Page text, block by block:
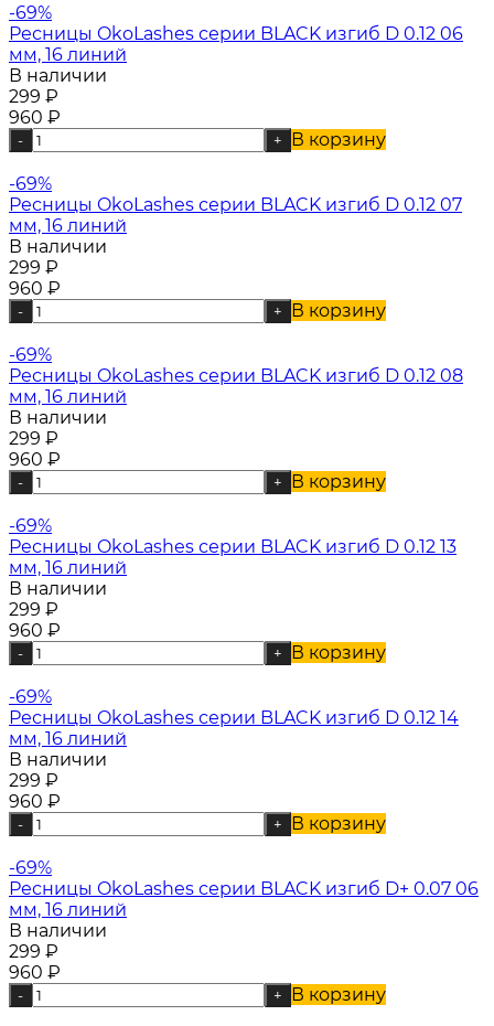
-69%
Ресницы OkoLashes серии BLACK изгиб D 0.12 06
мм, 16 линий
В наличии
299 ₽
960 ₽
- + В корзину
-69%
Ресницы OkoLashes серии BLACK изгиб D 0.12 07
мм, 16 линий
В наличии
299 ₽
960 ₽
- + В корзину
-69%
Ресницы OkoLashes серии BLACK изгиб D 0.12 08
мм, 16 линий
В наличии
299 ₽
960 ₽
- + В корзину
-69%
Ресницы OkoLashes серии BLACK изгиб D 0.12 13
мм, 16 линий
В наличии
299 ₽
960 ₽
- + В корзину
-69%
Ресницы OkoLashes серии BLACK изгиб D 0.12 14
мм, 16 линий
В наличии
299 ₽
960 ₽
- + В корзину
-69%
Ресницы OkoLashes серии BLACK изгиб D+ 0.07 06
мм, 16 линий
В наличии
299 ₽
960 ₽
- + В корзину